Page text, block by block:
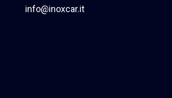
info@inoxcar.it